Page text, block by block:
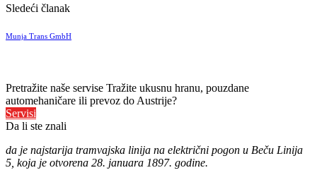
Sledeći članak
Munja Trans GmbH
Pretražite naše servise Tražite ukusnu hranu, pouzdane
automehaničare ili prevoz do Austrije?
Servisi
Da li ste znali
da je najstarija tramvajska linija na električni pogon u Beču Linija
5, koja je otvorena 28. januara 1897. godine.